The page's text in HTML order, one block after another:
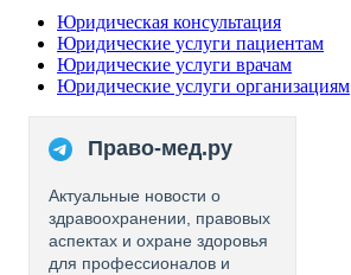
Юридическая консультация
Юридические услуги пациентам
Юридические услуги врачам
Юридические услуги организациям
Право-мед.ру
Актуальные новости о
здравоохранении, правовых
аспектах и охране здоровья
для профессионалов и